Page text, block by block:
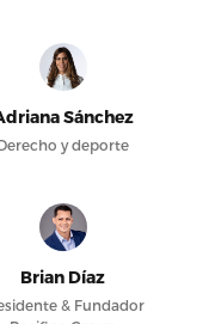
Sánchez
y deporte
Brian Díaz
& Fundador